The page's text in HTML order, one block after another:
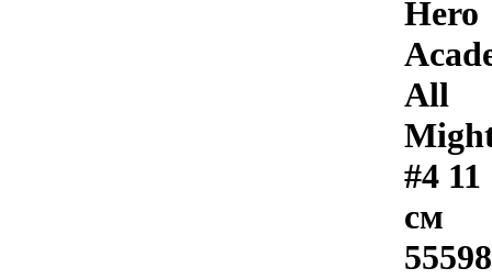
Hero
All
#4 11
см